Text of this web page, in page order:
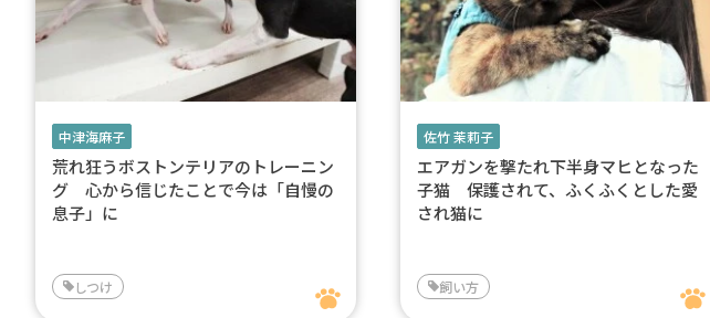
中津海麻子
荒れ狂うボストンテリアのトレーニン
グ 心から信じたことで今は「自慢の
息子」に
しつけ
佐竹 茉莉子
エアガンを撃たれ下半身マヒとなった
子猫 保護されて、ふくふくとした愛
され猫に
飼い方